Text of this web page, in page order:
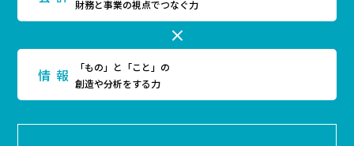
財務と事業の視点でつなぐ力
情報
「もの」と「こと」の
創造や分析をする力